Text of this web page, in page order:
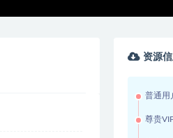
资源
普通用
尊贵